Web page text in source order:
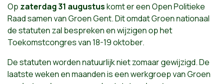
Op zaterdag 31 augustuskomt er een Open Politieke
Raad samen van Groen Gent. Dit omdat Groen nationaal
de statuten zal bespreken en wijzigen op het
Toekomstcongres van 18-19 oktober.
De statuten worden natuurlijk niet zomaar gewijzigd. De
laatste weken en maanden is een werkgroep van Groen